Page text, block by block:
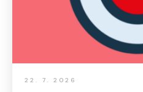
22. 7. 2026